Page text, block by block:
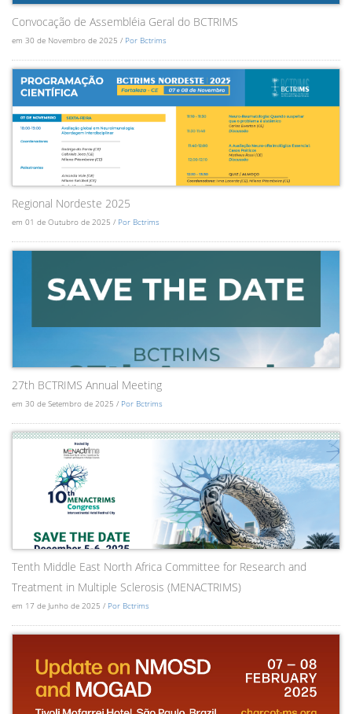
Convocação de Assembléia Geral do BCTRIMS
em 30 de Novembro de 2025 / Por Bctrims
Regional Nordeste 2025
em 01 de Outubro de 2025 / Por Bctrims
27th BCTRIMS Annual Meeting
em 30 de Setembro de 2025 / Por Bctrims
Tenth Middle East North Africa Committee for Research and
Treatment in Multiple Sclerosis (MENACTRIMS)
em 17 de Junho de 2025 / Por Bctrims